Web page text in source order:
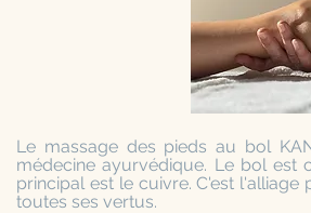
Le massage des pieds au bol
médecine ayurvédique. Le bol est
principal est le cuivre. C'est
toutes ses vertus.